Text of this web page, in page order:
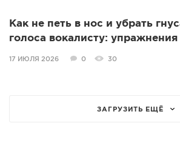
Как не петь в нос и убрать
голоса вокалисту: упражнения
17 ИЮЛЯ 2026 0 30
ЗАГРУЗИТЬ ЕЩЁ